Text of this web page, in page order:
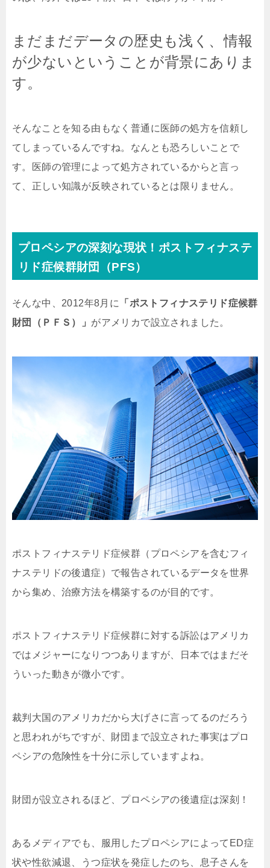
まだまだデータの歴史も浅く、情報
が少ないということが背景にありま
す。
そんなことを知る由もなく普通に医師の処方を信頼し
てしまっているんですね。なんとも恐ろしいことで
す。医師の管理によって処方されているからと言っ
て、正しい知識が反映されているとは限りません。
プロペシアの深刻な現状！ポストフィナステ
リド症候群財団（PFS）
そんな中、2012年8月に
「ポストフィナステリド症候群
財団（ＰＦＳ）」 がアメリカで設立されました。
ポストフィナステリド症候群（プロペシアを含むフィ
ナステリドの後遺症）で報告されているデータを世界
から集め、治療方法を構築するのが目的です。
ポストフィナステリド症候群に対する訴訟はアメリカ
ではメジャーになりつつありますが、日本ではまだそ
ういった動きが微小です。
裁判大国のアメリカだから大げさに言ってるのだろう
と思われがちですが、財団まで設立された事実はプロ
ペシアの危険性を十分に示していますよね。
財団が設立されるほど、プロペシアの後遺症は深刻！
あるメディアでも、服用したプロペシアによってED症
状や性欲減退、うつ症状を発症したのち、息子さんを